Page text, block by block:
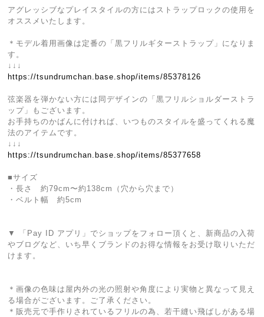
アグレッシブなプレイスタイルの方にはストラップロックの使用を
オススメいたします。
＊モデル着用画像は定番の「黒フリルギターストラップ」になりま
す。
↓↓↓
https://tsundrumchan.base.shop/items/85378126
弦楽器を弾かない方には同デザインの「黒フリルショルダーストラ
ップ」もございます。
お手持ちのかばんに付ければ、いつものスタイルを盛ってくれる魔
法のアイテムです。
↓↓↓
https://tsundrumchan.base.shop/items/85377658
■サイズ
・長さ 約79cm〜約138cm（穴から穴まで）
・ベルト幅 約5cm
▼ 「Pay ID アプリ」でショップをフォロー頂くと、新商品の入荷
やブログなど、いち早くブランドのお得な情報をお受け取りいただ
けます。
＊画像の色味は屋内外の光の照射や角度により実物と異なって見え
る場合がございます。ご了承ください。
＊販売元で手作りされているフリルの為、若干縫い飛ばしがある場